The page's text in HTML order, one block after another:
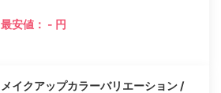
最安値： - 円
メイクアップカラーバリエーション /